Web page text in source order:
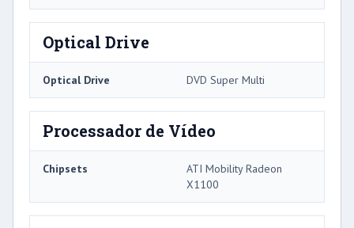
Optical Drive
Optical Drive DVD Super Multi
Processador de Vídeo
Chipsets
ATI Mobility Radeon
X1100